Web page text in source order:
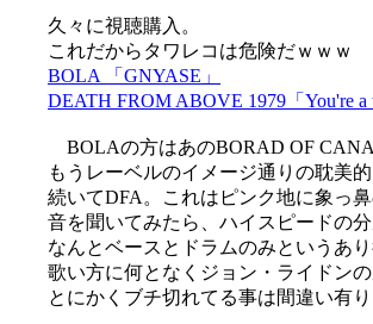
久々に視聴購入。
これだからタワレコは危険だｗｗｗ
BOLA 「GNYASE」
DEATH FROM ABOVE 1979「You're a
BOLAの方はあのBORAD OF
もうレーベルのイメージ通りの耽美
続いてDFA。これはピンク地に象っ
音を聞いてみたら、ハイスピードの
なんとベースとドラムのみというあ
歌い方に何となくジョン・ライドン
とにかくブチ切れてる事は間違い有